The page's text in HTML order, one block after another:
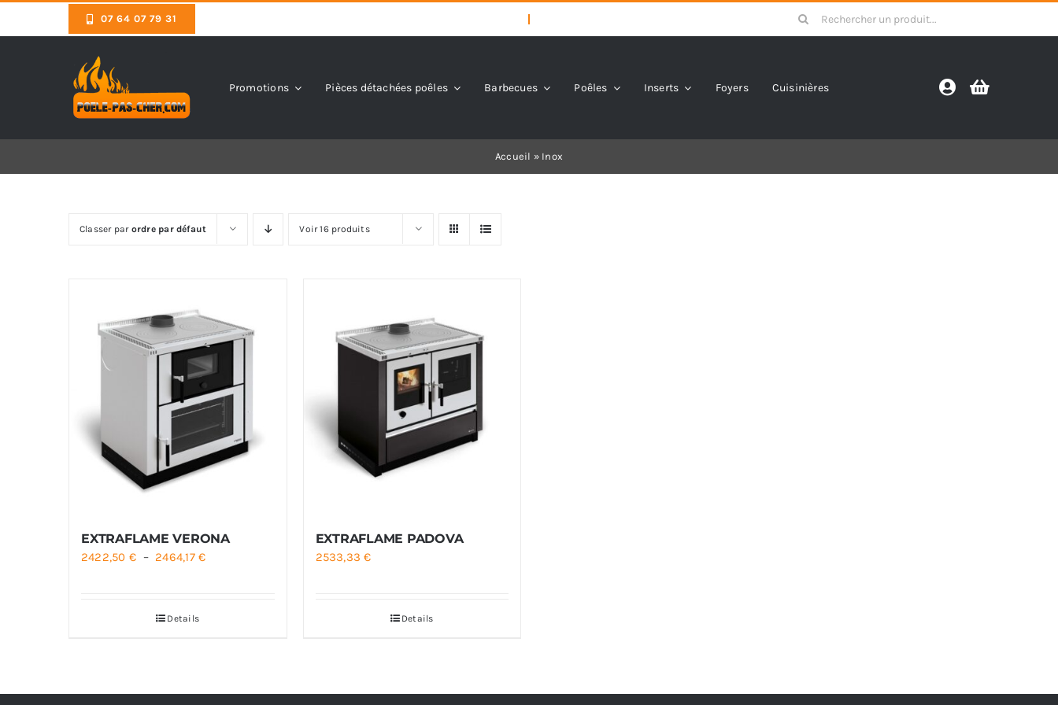
07 64 07 79 31
Search
for:
Promotions Pièces détachées poêles Barbecues Poêles Inserts Foyers Cuisinières
Accueil » Inox
Classer par ordre par défaut Voir 16 produits
EXTRAFLAME VERONA
2422,50 € – 2464,17€Plage
Details
EXTRAFLAME PADOVA
2533,33€
Details